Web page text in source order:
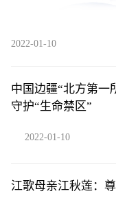
2022-01-10
中国边疆“北方第一
守护“生命禁区”
2022-01-10
江歌母亲江秋莲：